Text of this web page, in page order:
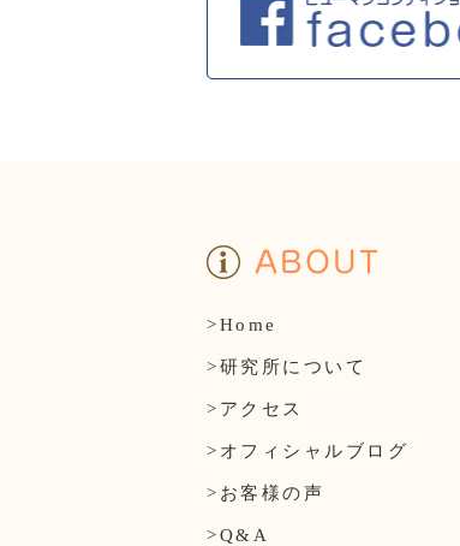
ABOUT
>Home
>研究所について
>アクセス
>オフィシャルブログ
>お客様の声
>Q&A